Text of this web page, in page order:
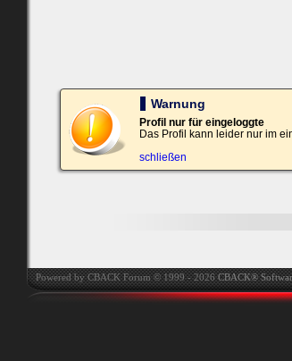
Bei jedem Besuch
automatisch einloggen.
Warnung
Profil nur für eingeloggte
Das Profil kann leider nur im
schließen
Powered by CBACK Forum © 1999 - 2026CBACK®